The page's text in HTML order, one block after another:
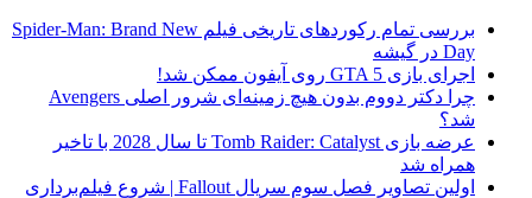
بررسی تمام رکوردهای تاریخی فیلم Spider-Man: Brand New
Day در گیشه
اجرای بازی GTA 5 روی آیفون ممکن شد!
چرا دکتر دووم بدون هیچ زمینه‌ای شرور اصلی Avengers
شد؟
عرضه بازی Tomb Raider: Catalyst تا سال 2028 با تاخیر
همراه شد
اولین تصاویر فصل سوم سریال Fallout | شروع فیلم‌برداری